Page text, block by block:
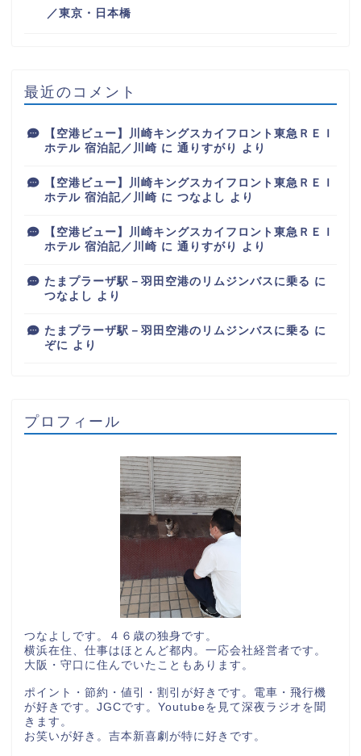
／東京・日本橋
最近のコメント
【空港ビュー】川崎キングスカイフロント東急ＲＥＩ
ホテル 宿泊記／川崎 に 通りすがり より
【空港ビュー】川崎キングスカイフロント東急ＲＥＩ
ホテル 宿泊記／川崎 に つなよし より
【空港ビュー】川崎キングスカイフロント東急ＲＥＩ
ホテル 宿泊記／川崎 に 通りすがり より
たまプラーザ駅－羽田空港のリムジンバスに乗る に
つなよし より
たまプラーザ駅－羽田空港のリムジンバスに乗る に
ぞに より
プロフィール
つなよしです。４６歳の独身です。
横浜在住、仕事はほとんど都内。一応会社経営者です。
大阪・守口に住んでいたこともあります。
ポイント・節約・値引・割引が好きです。電車・飛行機
が好きです。JGCです。Youtubeを見て深夜ラジオを聞
きます。
お笑いが好き。吉本新喜劇が特に好きです。